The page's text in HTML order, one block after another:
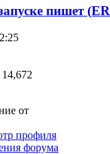
пишет
от
профиля
форума